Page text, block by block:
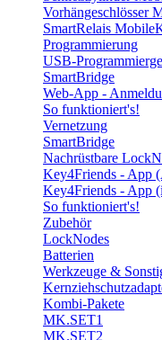
Vorhängeschlösser
SmartRelais
Programmierung
USB-
SmartBridge
Web-App -
So funktioniert's!
Vernetzung
SmartBridge
Nachrüstbare
Key4Friends - App
Key4Friends - App
So funktioniert's!
Zubehör
LockNodes
Batterien
Werkzeuge &
Kombi-Pakete
MK.SET1
MK.SET2